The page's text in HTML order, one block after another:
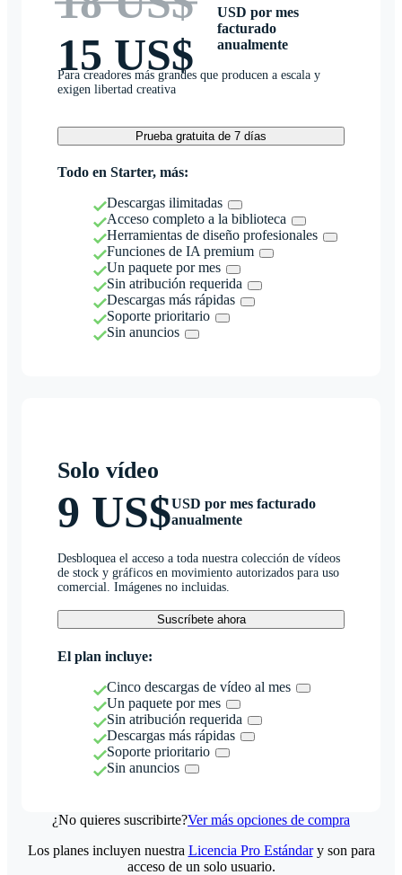
15 US$
USD por mes
facturado
anualmente
Para creadores más grandes que producen a escala y
exigen libertad creativa
Prueba gratuita de 7 días
Todo en Starter, más:
Descargas ilimitadas
Acceso completo a la biblioteca
Herramientas de diseño profesionales
Funciones de IA premium
Un paquete por mes
Sin atribución requerida
Descargas más rápidas
Soporte prioritario
Sin anuncios
Solo vídeo
9 US$USD por mes facturado
anualmente
Desbloquea el acceso a toda nuestra colección de vídeos
de stock y gráficos en movimiento autorizados para uso
comercial. Imágenes no incluidas.
Suscríbete ahora
El plan incluye:
Cinco descargas de vídeo al mes
Un paquete por mes
Sin atribución requerida
Descargas más rápidas
Soporte prioritario
Sin anuncios
¿No quieres suscribirte?Ver más opciones de compra
Los planes incluyen nuestra Licencia Pro Estándary son para
acceso de un solo usuario.